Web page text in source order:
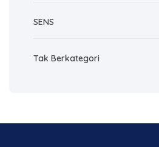
SENS
Tak Berkategori